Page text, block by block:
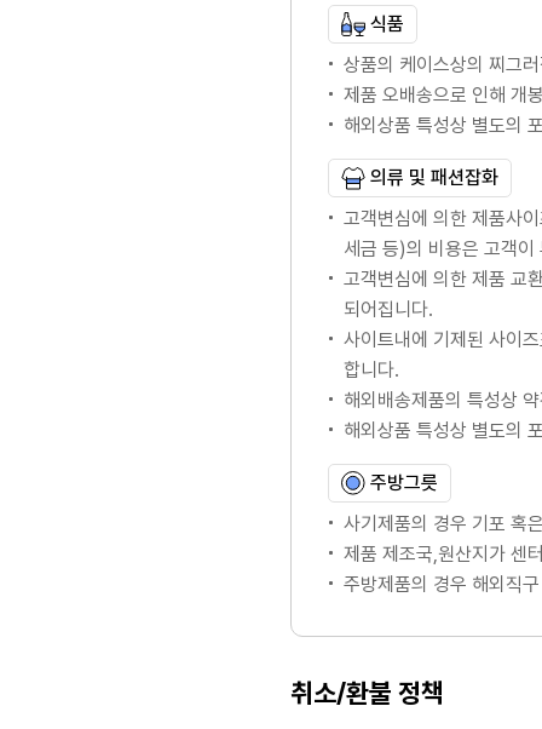
식품
상품의 케이스상의 찌그
제품 오배송으로 인해 개
해외상품 특성상 별도의
의류 및 패션잡화
고객변심에 의한 제품사
세금 등)의 비용은 고객이
고객변심에 의한 제품 교
되어집니다.
사이트내에 기제된 사이
합니다.
해외배송제품의 특성상
해외상품 특성상 별도의
주방그릇
사기제품의 경우 기포 혹
제품 제조국,원산지가 센
주방제품의 경우 해외직
취소/환불 정책